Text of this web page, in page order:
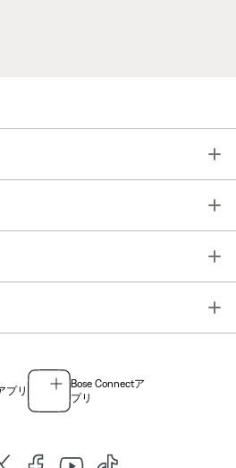
プリ
Bose Connectア
プリ